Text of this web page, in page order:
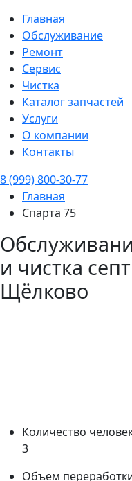
Главная
Обслуживание
Ремонт
Сервис
Чистка
Каталог запчастей
Услуги
О компании
Контакты
8 (999) 800-30-77
Главная
Спарта 75
и чистка
Щёлково
Количество
3
Объем